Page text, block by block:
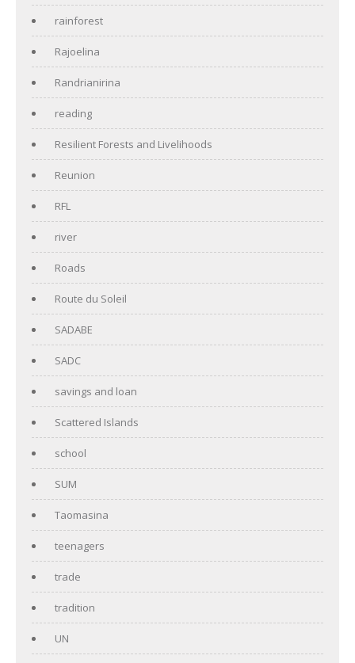
rainforest
Rajoelina
Randrianirina
reading
Resilient Forests and Livelihoods
Reunion
RFL
river
Roads
Route du Soleil
SADABE
SADC
savings and loan
Scattered Islands
school
SUM
Taomasina
teenagers
trade
tradition
UN